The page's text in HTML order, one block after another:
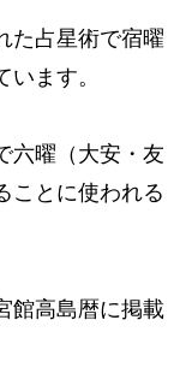
た占星術で宿曜
ます。
六曜（大安・友
ことに使われる
館高島暦に掲載